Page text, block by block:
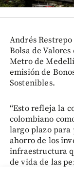
Andrés
Bolsa de
Metro de
emisión de
Sostenibles.
“Esto refleja la
colombiano
largo plazo para
ahorro de los
infraestructura
de vida de las
cumple una de
contribuir al